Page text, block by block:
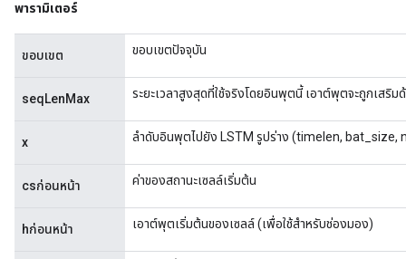
พารามิเตอร์
ขอบเขต ขอบเขตปัจจุบัน
seqLenMax ระยะเวลาสูงสุดที่ใช้จริงโดยอินพุตนี้ เอาต์พุตจะถูกเสริม
x ลำดับอินพุตไปยัง LSTM รูปร่าง (timelen, bat_size,
csก่อนหน้า ค่าของสถานะเซลล์เริ่มต้น
hก่อนหน้า เอาต์พุตเริ่มต้นของเซลล์ (เพื่อใช้สำหรับช่องมอง)